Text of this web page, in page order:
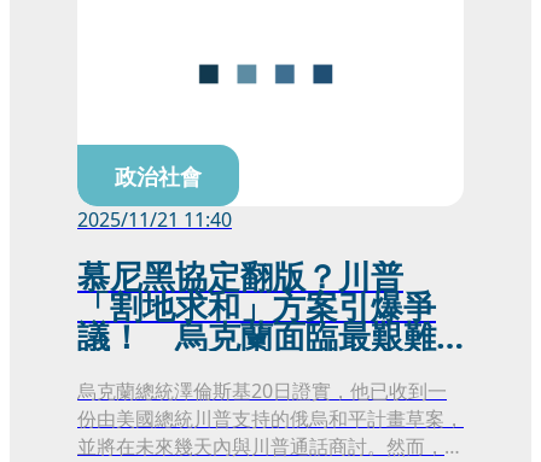
政治社會
2025/11/21 11:40
慕尼黑協定翻版？川普
「割地求和」方案引爆爭
議！ 烏克蘭面臨最艱難
抉擇
烏克蘭總統澤倫斯基20日證實，他已收到一
份由美國總統川普支持的俄烏和平計畫草案，
並將在未來幾天內與川普通話商討。然而，這